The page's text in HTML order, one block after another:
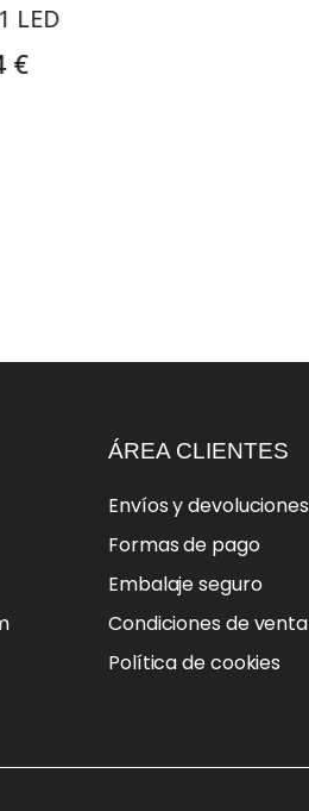
LED
€
ÁREA CLIENTES
Envíos y devoluciones
Formas de pago
Embalaje seguro
Condiciones de venta
Política de cookies